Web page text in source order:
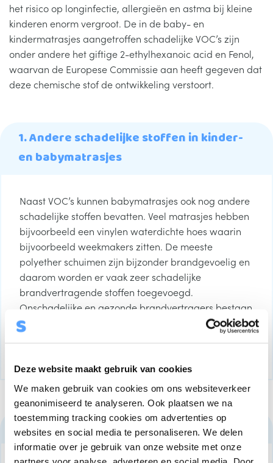
Deze website maakt gebruik van cookies
We maken gebruik van cookies om ons websiteverkeer
geanonimiseerd te analyseren. Ook plaatsen we na
toestemming tracking cookies om advertenties op
websites en social media te personaliseren. We delen
informatie over je gebruik van onze website met onze
het risico op longinfectie, allergieën en astma bij kleine
kinderen enorm vergroot. De in de baby- en
kindermatrasjes aangetroffen schadelijke VOC’s zijn
onder andere het giftige 2-ethylhexanoic acid en Fenol,
waarvan de Europese Commissie aan heeft gegeven dat
deze chemische stof de ontwikkeling verstoort.
1. Andere schadelijke stoffen in kinder-
en babymatrasjes
Naast VOC’s kunnen babymatrasjes ook nog andere
schadelijke stoffen bevatten. Veel matrasjes hebben
bijvoorbeeld een vinylen waterdichte hoes waarin
bijvoorbeeld weekmakers zitten. De meeste
polyether schuimen zijn bijzonder brandgevoelig en
daarom worden er vaak zeer schadelijke
brandvertragende stoffen toegevoegd.
Onschadelijke en gezonde brandvertragers bestaan
helaas nog niet. Dat is dan ook de reden dat het
2. Welk kindermatras is nou echt goed?